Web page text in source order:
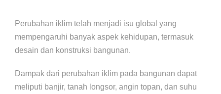
Perubahan iklim telah menjadi isu global yang
mempengaruhi banyak aspek kehidupan, termasuk
desain dan konstruksi bangunan.
Dampak dari perubahan iklim pada bangunan dapat
meliputi banjir, tanah longsor, angin topan, dan suhu